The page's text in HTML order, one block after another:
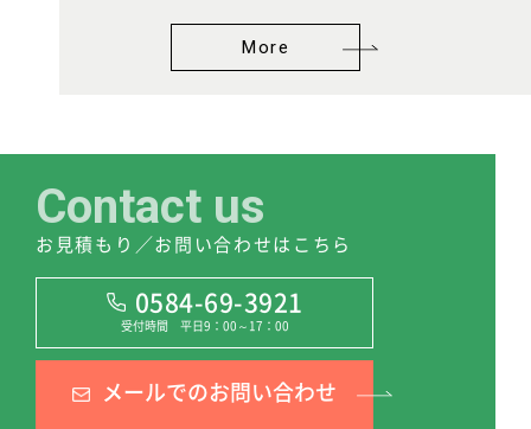
More
Contact us
お見積もり／お問い合わせはこちら
0584-69-3921
受付時間 平日9：00～17：00
メールでのお問い合わせ